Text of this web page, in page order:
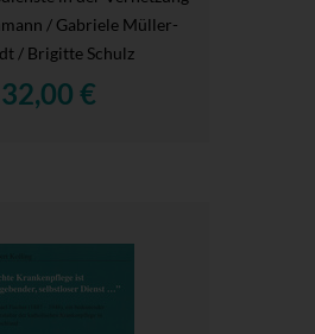
/ Gabriele Müller-
/ Brigitte Schulz
32,00 €